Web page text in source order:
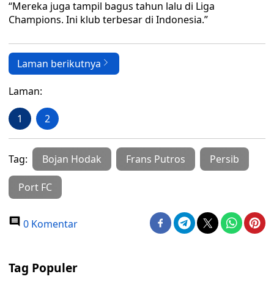
“Mereka juga tampil bagus tahun lalu di Liga
Champions. Ini klub terbesar di Indonesia.”
Laman berikutnya
Laman:
1 2
Tag: Bojan Hodak Frans Putros Persib
Port FC
0 Komentar
Tag Populer